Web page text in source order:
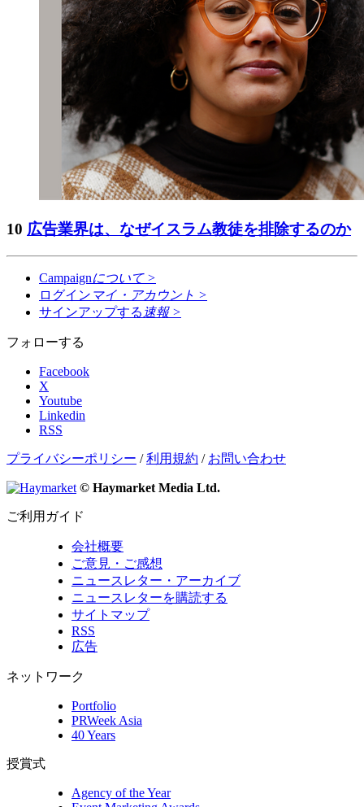
10 広告業界は、なぜイスラム教徒を排除するのか
Campaignについて >
ログイン マイ・アカウント >
サインアップする 速報 >
フォローする
Facebook
X
Youtube
Linkedin
RSS
プライバシーポリシー /利用規約 / お問い合わせ
© Haymarket Media Ltd.
ご利用ガイド
会社概要
ご意見・ご感想
ニュースレター・アーカイブ
ニュースレターを購読する
サイトマップ
RSS
広告
ネットワーク
Portfolio
PRWeek Asia
40 Years
授賞式
Agency of the Year